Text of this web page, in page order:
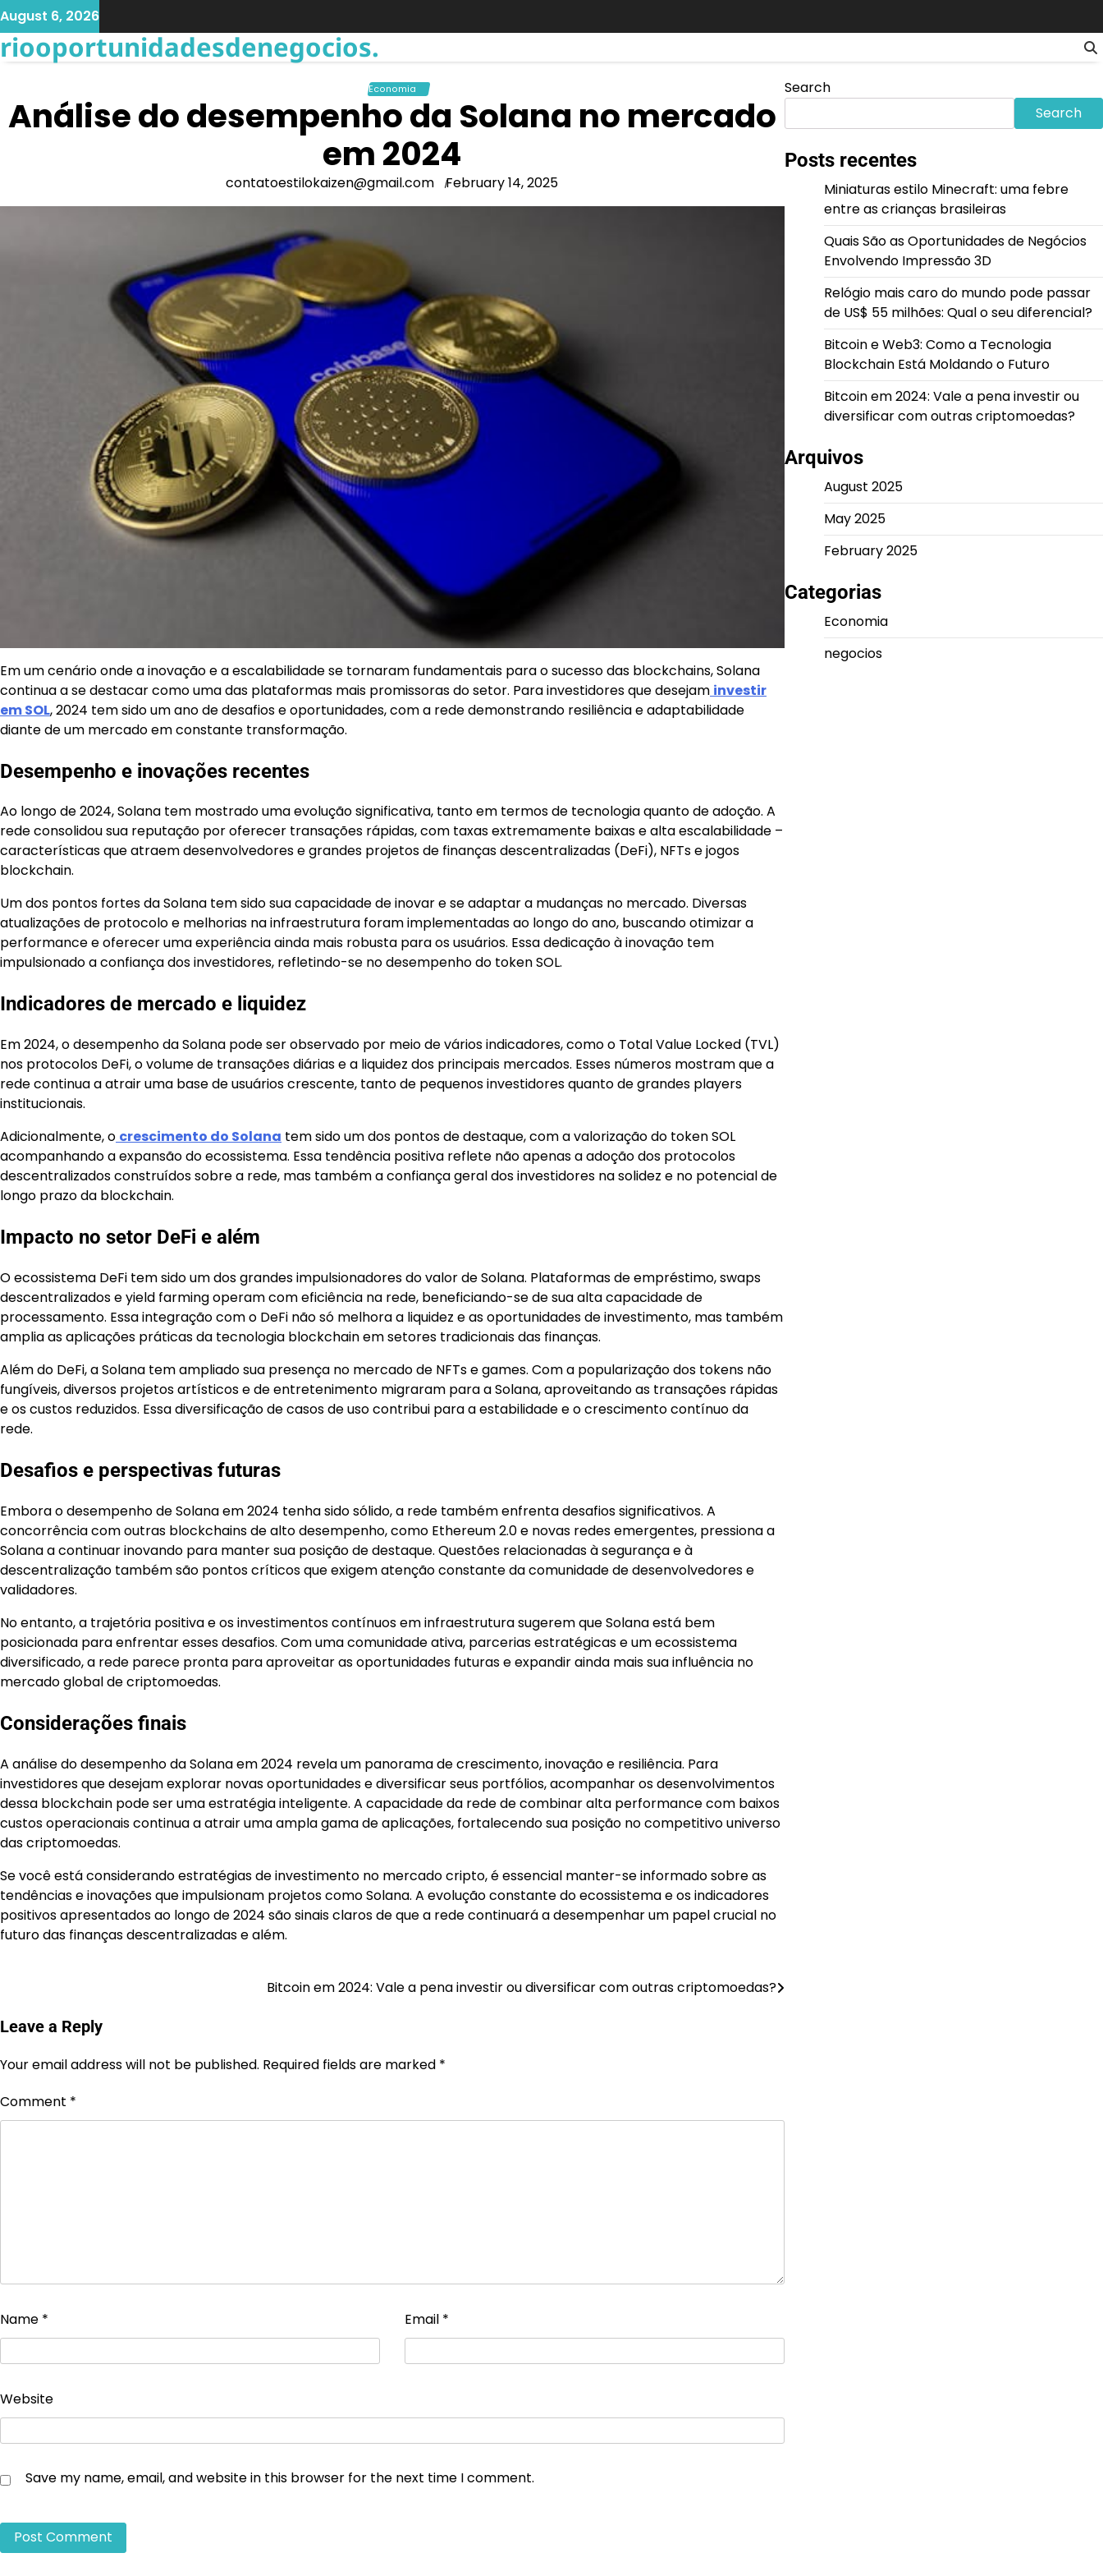
Skip
to
content
August 6, 2026
riooportunidadesdenegocios.
Economia
Análise do desempenho da Solana no mercado
em 2024
contatoestilokaizen@gmail.com February 14, 2025
Em um cenário onde a inovação e a escalabilidade se tornaram fundamentais para o sucesso das blockchains, Solana
continua a se destacar como uma das plataformas mais promissoras do setor. Para investidores que desejam investir
em SOL, 2024 tem sido um ano de desafios e oportunidades, com a rede demonstrando resiliência e adaptabilidade
diante de um mercado em constante transformação.
Desempenho e inovações recentes
Ao longo de 2024, Solana tem mostrado uma evolução significativa, tanto em termos de tecnologia quanto de adoção. A
rede consolidou sua reputação por oferecer transações rápidas, com taxas extremamente baixas e alta escalabilidade –
características que atraem desenvolvedores e grandes projetos de finanças descentralizadas (DeFi), NFTs e jogos
blockchain.
Um dos pontos fortes da Solana tem sido sua capacidade de inovar e se adaptar a mudanças no mercado. Diversas
atualizações de protocolo e melhorias na infraestrutura foram implementadas ao longo do ano, buscando otimizar a
performance e oferecer uma experiência ainda mais robusta para os usuários. Essa dedicação à inovação tem
impulsionado a confiança dos investidores, refletindo-se no desempenho do token SOL.
Indicadores de mercado e liquidez
Em 2024, o desempenho da Solana pode ser observado por meio de vários indicadores, como o Total Value Locked (TVL)
nos protocolos DeFi, o volume de transações diárias e a liquidez dos principais mercados. Esses números mostram que a
rede continua a atrair uma base de usuários crescente, tanto de pequenos investidores quanto de grandes players
institucionais.
Adicionalmente, o crescimento do Solana tem sido um dos pontos de destaque, com a valorização do token SOL
acompanhando a expansão do ecossistema. Essa tendência positiva reflete não apenas a adoção dos protocolos
descentralizados construídos sobre a rede, mas também a confiança geral dos investidores na solidez e no potencial de
longo prazo da blockchain.
Impacto no setor DeFi e além
O ecossistema DeFi tem sido um dos grandes impulsionadores do valor de Solana. Plataformas de empréstimo, swaps
descentralizados e yield farming operam com eficiência na rede, beneficiando-se de sua alta capacidade de
processamento. Essa integração com o DeFi não só melhora a liquidez e as oportunidades de investimento, mas também
amplia as aplicações práticas da tecnologia blockchain em setores tradicionais das finanças.
Além do DeFi, a Solana tem ampliado sua presença no mercado de NFTs e games. Com a popularização dos tokens não
fungíveis, diversos projetos artísticos e de entretenimento migraram para a Solana, aproveitando as transações rápidas
e os custos reduzidos. Essa diversificação de casos de uso contribui para a estabilidade e o crescimento contínuo da
rede.
Desafios e perspectivas futuras
Embora o desempenho de Solana em 2024 tenha sido sólido, a rede também enfrenta desafios significativos. A
concorrência com outras blockchains de alto desempenho, como Ethereum 2.0 e novas redes emergentes, pressiona a
Solana a continuar inovando para manter sua posição de destaque. Questões relacionadas à segurança e à
descentralização também são pontos críticos que exigem atenção constante da comunidade de desenvolvedores e
validadores.
No entanto, a trajetória positiva e os investimentos contínuos em infraestrutura sugerem que Solana está bem
posicionada para enfrentar esses desafios. Com uma comunidade ativa, parcerias estratégicas e um ecossistema
diversificado, a rede parece pronta para aproveitar as oportunidades futuras e expandir ainda mais sua influência no
mercado global de criptomoedas.
Considerações finais
A análise do desempenho da Solana em 2024 revela um panorama de crescimento, inovação e resiliência. Para
investidores que desejam explorar novas oportunidades e diversificar seus portfólios, acompanhar os desenvolvimentos
dessa blockchain pode ser uma estratégia inteligente. A capacidade da rede de combinar alta performance com baixos
custos operacionais continua a atrair uma ampla gama de aplicações, fortalecendo sua posição no competitivo universo
das criptomoedas.
Se você está considerando estratégias de investimento no mercado cripto, é essencial manter-se informado sobre as
tendências e inovações que impulsionam projetos como Solana. A evolução constante do ecossistema e os indicadores
positivos apresentados ao longo de 2024 são sinais claros de que a rede continuará a desempenhar um papel crucial no
futuro das finanças descentralizadas e além.
navigation
Bitcoin em 2024: Vale a pena investir ou diversificar com outras criptomoedas?
Leave a Reply
Your email address will not be published. Required fields are marked *
Comment *
Name * Email *
Website
Save my name, email, and website in this browser for the next time I comment.
Search
Search
Posts recentes
Miniaturas estilo Minecraft: uma febre
entre as crianças brasileiras
Quais São as Oportunidades de Negócios
Envolvendo Impressão 3D
Relógio mais caro do mundo pode passar
de US$ 55 milhões: Qual o seu diferencial?
Bitcoin e Web3: Como a Tecnologia
Blockchain Está Moldando o Futuro
Bitcoin em 2024: Vale a pena investir ou
diversificar com outras criptomoedas?
Arquivos
August 2025
May 2025
February 2025
Categorias
Economia
negocios